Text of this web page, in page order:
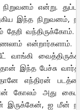
என்று.
இந்த நிறுவனம்,
தேறி வந்திருக்கோம்.
என்றார்களாம்.
இந்த பேச்சு
எந்திரன்
கோலம் அது
இருக்கேன், ஐ மீன்